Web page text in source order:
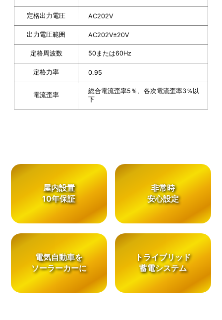
定格出力電圧 AC202V
出力電圧範囲 AC202V±20V
定格周波数 50または60Hz
定格力率 0.95
電流歪率
総合電流歪率5％、各次電流歪率3％以
下
屋内設置
10年保証
非常時
安心設定
電気自動車を
ソーラーカーに
トライブリッド
蓄電システム